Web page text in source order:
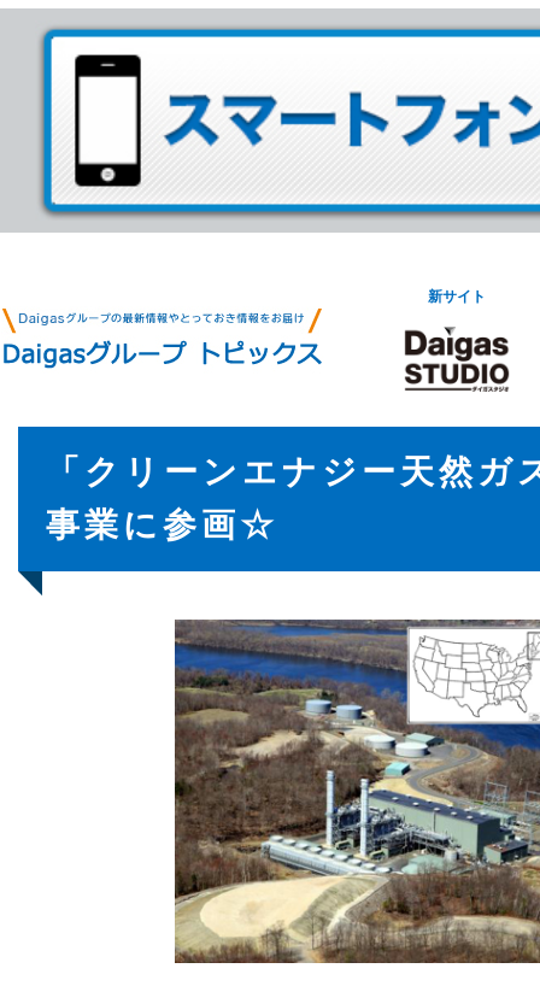
新サイト
「クリーンエナジー天然ガ
事業に参画☆